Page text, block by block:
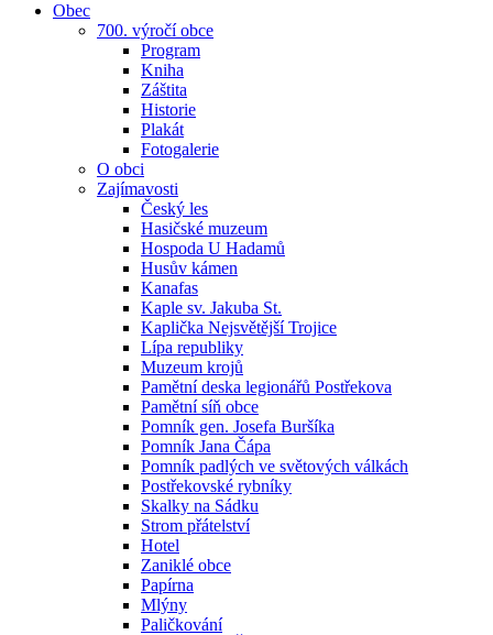
Obec
700. výročí obce
Program
Kniha
Záštita
Historie
Plakát
Fotogalerie
O obci
Zajímavosti
Český les
Hasičské muzeum
Hospoda U Hadamů
Husův kámen
Kanafas
Kaple sv. Jakuba St.
Kaplička Nejsvětější Trojice
Lípa republiky
Muzeum krojů
Pamětní deska legionářů Postřekova
Pamětní síň obce
Pomník gen. Josefa Buršíka
Pomník Jana Čápa
Pomník padlých ve světových válkách
Postřekovské rybníky
Skalky na Sádku
Strom přátelství
Hotel
Zaniklé obce
Papírna
Mlýny
Paličkování